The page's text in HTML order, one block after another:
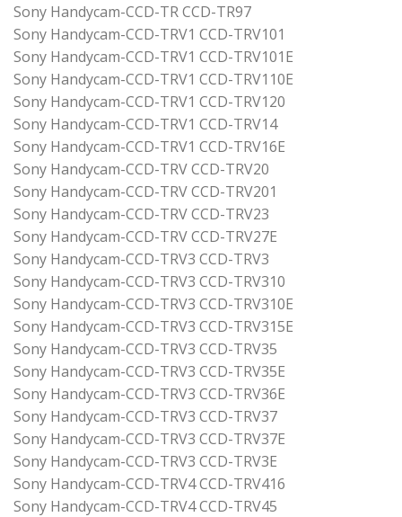
Sony Handycam-CCD-TR CCD-TR97
Sony Handycam-CCD-TRV1 CCD-TRV101
Sony Handycam-CCD-TRV1 CCD-TRV101E
Sony Handycam-CCD-TRV1 CCD-TRV110E
Sony Handycam-CCD-TRV1 CCD-TRV120
Sony Handycam-CCD-TRV1 CCD-TRV14
Sony Handycam-CCD-TRV1 CCD-TRV16E
Sony Handycam-CCD-TRV CCD-TRV20
Sony Handycam-CCD-TRV CCD-TRV201
Sony Handycam-CCD-TRV CCD-TRV23
Sony Handycam-CCD-TRV CCD-TRV27E
Sony Handycam-CCD-TRV3 CCD-TRV3
Sony Handycam-CCD-TRV3 CCD-TRV310
Sony Handycam-CCD-TRV3 CCD-TRV310E
Sony Handycam-CCD-TRV3 CCD-TRV315E
Sony Handycam-CCD-TRV3 CCD-TRV35
Sony Handycam-CCD-TRV3 CCD-TRV35E
Sony Handycam-CCD-TRV3 CCD-TRV36E
Sony Handycam-CCD-TRV3 CCD-TRV37
Sony Handycam-CCD-TRV3 CCD-TRV37E
Sony Handycam-CCD-TRV3 CCD-TRV3E
Sony Handycam-CCD-TRV4 CCD-TRV416
Sony Handycam-CCD-TRV4 CCD-TRV45